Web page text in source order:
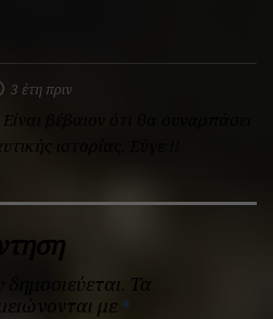
3 έτη πριν
βέβαιον ότι θα συναρπάσει
ιστορίας. Εύγε !!
δημοσιεύεται. Τα
με *